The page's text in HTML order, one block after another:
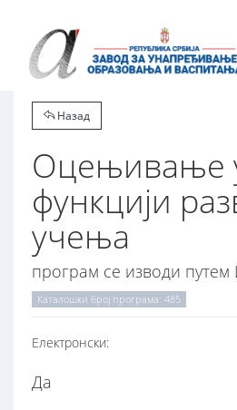
Назад
Oцењивање
функцији
учења
програм се изводи путем
Каталошки број програма: 485
Електронски:
Да